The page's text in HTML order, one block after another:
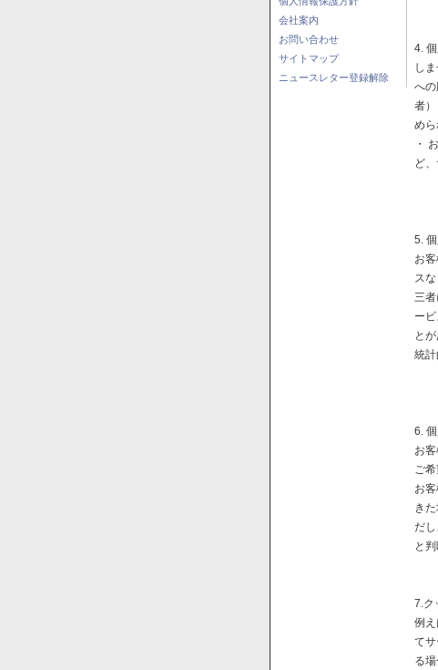
会社案内
お問い合わせ
サイトマップ
ニュースレター登録解除
4.
し
へ
者
め
・
ど
5.
お
ス
三
ー
と
統
6.
お
ご
お
き
だ
と
7.ク
例
て
る